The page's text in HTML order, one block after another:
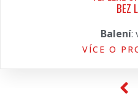
BEZ
Balení:
VÍCE O